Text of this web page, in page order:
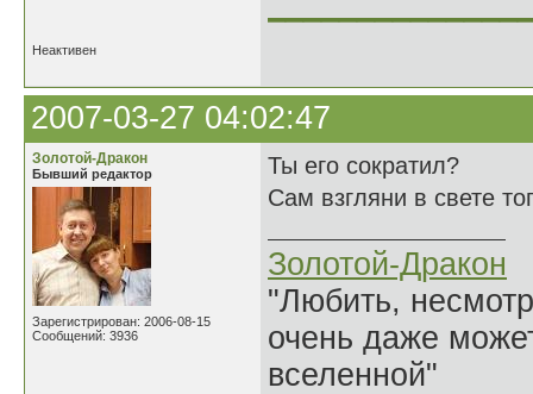
Неактивен
2007-03-27 04:02:47
Золотой-Дракон
Бывший редактор
Зарегистрирован: 2006-08-15
Сообщений: 3936
Ты его сократил?
Сам взгляни в свете
Золотой-Дракон
"Любить,
очень даже
вселенной"